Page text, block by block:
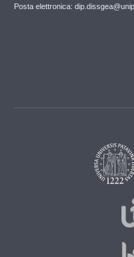
Posta elettronica: